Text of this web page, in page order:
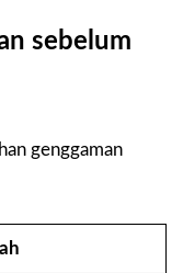
sebelum
genggaman